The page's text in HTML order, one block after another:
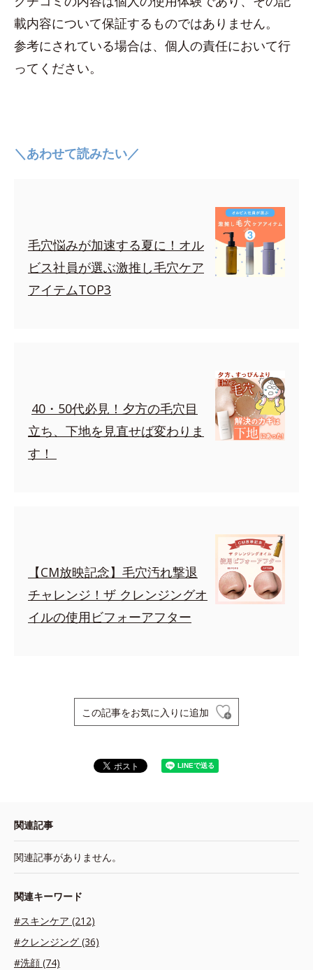
載内容について保証するものではありません。
参考にされている場合は、個人の責任において行
ってください。
＼あわせて読みたい／
毛穴悩みが加速する夏に！オル
ビス社員が選ぶ激推し毛穴ケア
アイテムTOP3
40・50代必見！夕方の毛穴目
立ち、下地を見直せば変わりま
す！
【CM放映記念】毛穴汚れ撃退
チャレンジ！ザ クレンジングオ
イルの使用ビフォーアフター
この記事をお気に入りに追加
関連記事
関連記事がありません。
関連キーワード
#スキンケア (212)
#クレンジング (36)
#洗顔 (74)